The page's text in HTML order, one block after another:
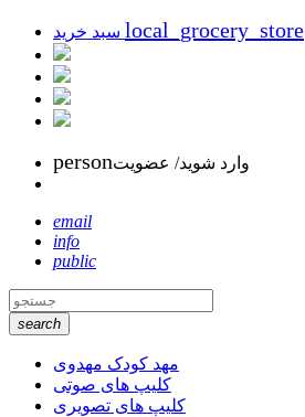
local_grocery_store
personوارد شوید/ عضویت
email
info
public
search
مهد کودک مهدوی
کلیپ های صوتی
کلیپ های تصویری